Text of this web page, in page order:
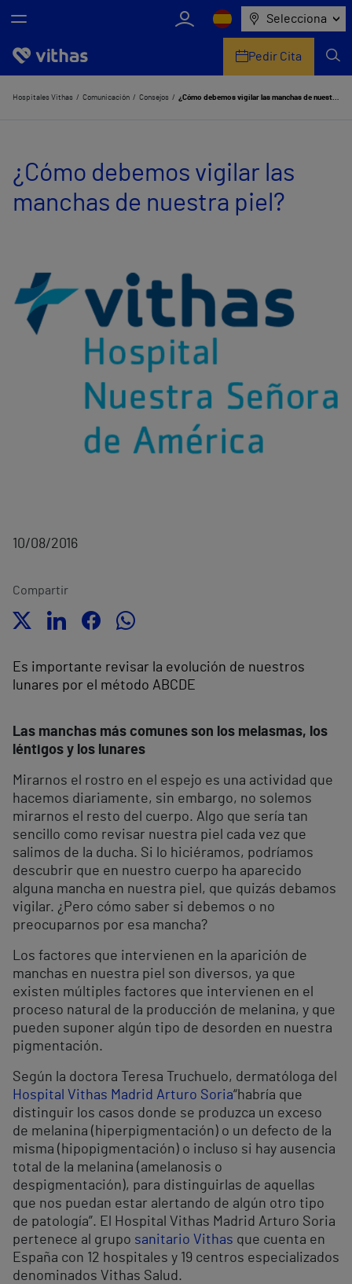
Selecciona
Nosotros
Servicios de salud
Equipo médico y asistencial
Comunicación
Pedir Cita
Hospitales Vithas Comunicación Consejos ¿Cómo debemos vigilar las manchas de nuestra piel?
¿Cómo debemos vigilar las
manchas de nuestra piel?
10/08/2016
Compartir
Es importante revisar la evolución de nuestros
lunares por el método ABCDE
Las manchas más comunes son los melasmas, los
léntigos y los lunares
Mirarnos el rostro en el espejo es una actividad que
hacemos diariamente, sin embargo, no solemos
mirarnos el resto del cuerpo. Algo que sería tan
sencillo como revisar nuestra piel cada vez que
salimos de la ducha. Si lo hiciéramos, podríamos
descubrir que en nuestro cuerpo ha aparecido
alguna mancha en nuestra piel, que quizás debamos
vigilar. ¿Pero cómo saber si debemos o no
preocuparnos por esa mancha?
Los factores que intervienen en la aparición de
manchas en nuestra piel son diversos, ya que
existen múltiples factores que intervienen en el
proceso natural de la producción de melanina, y que
pueden suponer algún tipo de desorden en nuestra
pigmentación.
Según la doctora Teresa Truchuelo, dermatóloga del
Hospital Vithas Madrid Arturo Soria“habría que
distinguir los casos donde se produzca un exceso
de melanina (hiperpigmentación) o un defecto de la
misma (hipopigmentación) o incluso si hay ausencia
total de la melanina (amelanosis o
despigmentación), para distinguirlas de aquellas
que nos puedan estar alertando de algún otro tipo
de patología”. El Hospital Vithas Madrid Arturo Soria
pertenece al grupo sanitario Vithas que cuenta en
España con 12 hospitales y 19 centros especializados
denominados Vithas Salud.